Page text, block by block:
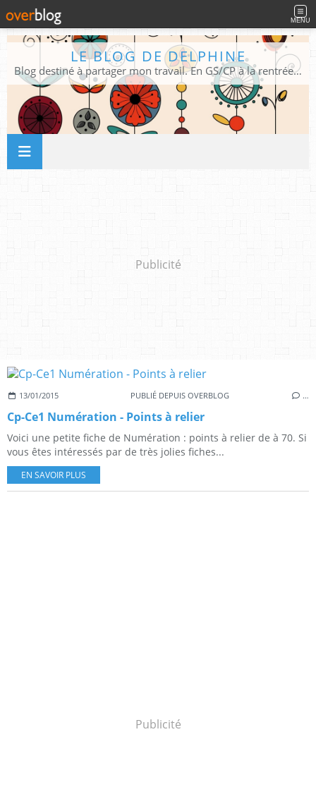
MENU
LE BLOG DE DELPHINE
Blog destiné à partager mon travail. En GS/CP à la rentrée 2026/2027 !
Publicité
13/01/2015 PUBLIÉ DEPUIS OVERBLOG …
Cp-Ce1 Numération - Points à relier
Voici une petite fiche de Numération : points à relier de à 70. Si
vous êtes intéressés par de très jolies fiches...
EN SAVOIR PLUS
Publicité